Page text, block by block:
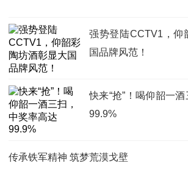
强势登陆CCTV1，仰
国品牌风范！
快来“抢”！喝仰韶一
99.9%
传承铁军精神 筑梦荒漠戈壁